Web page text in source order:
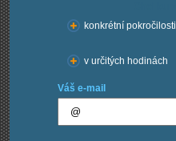
konkrétní pokročilosti
v určitých hodinách
Váš e-mail